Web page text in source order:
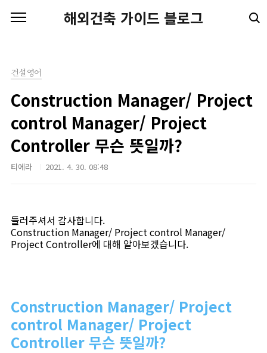
해외건축 가이드 블로그
건설영어
Construction Manager/ Project
control Manager/ Project
Controller 무슨 뜻일까?
티에라 2021. 4. 30. 08:48
들러주셔서 감사합니다.
Construction Manager/ Project control Manager/
Project Controller에 대해 알아보겠습니다.
Construction Manager/ Project
control Manager/ Project
Controller 무슨 뜻일까?